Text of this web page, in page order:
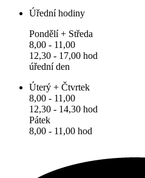
Úřední hodiny
Pondělí + Středa
8,00 - 11,00
12,30 - 17,00 hod
úřední den
Úterý + Čtvrtek
8,00 - 11,00
12,30 - 14,30 hod
Pátek
8,00 - 11,00 hod